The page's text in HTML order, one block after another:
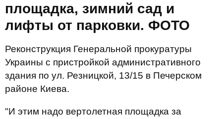
площадка, зимний сад и
лифты от парковки. ФОТО
Реконструкция Генеральной прокуратуры
Украины с пристройкой административного
здания по ул. Резницкой, 13/15 в Печерском
районе Киева.
"И этим надо вертолетная площадка за